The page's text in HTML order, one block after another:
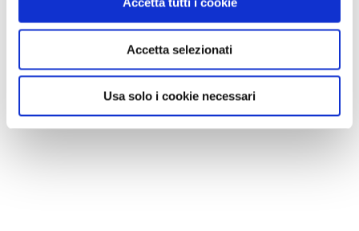
Accetta selezionati
Usa solo i cookie necessari